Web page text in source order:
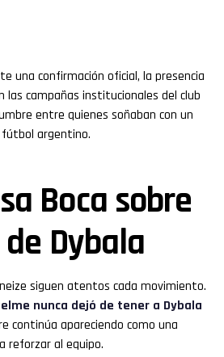
una confirmación oficial, la presencia
campañas institucionales del club
entre quienes soñaban con un
fútbol argentino.
Boca sobre
Dybala
siguen atentos cada movimiento.
nunca dejó de tener a Dybala
continúa apareciendo como una
reforzar al equipo.